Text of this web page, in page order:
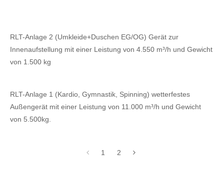
RLT-Anlage 2 (Umkleide+Duschen EG/OG) Gerät zur
Innenaufstellung mit einer Leistung von 4.550 m³/h und Gewicht
von 1.500 kg
RLT-Anlage 1 (Kardio, Gymnastik, Spinning) wetterfestes
Außengerät mit einer Leistung von 11.000 m³/h und Gewicht
von 5.500kg.
1 2